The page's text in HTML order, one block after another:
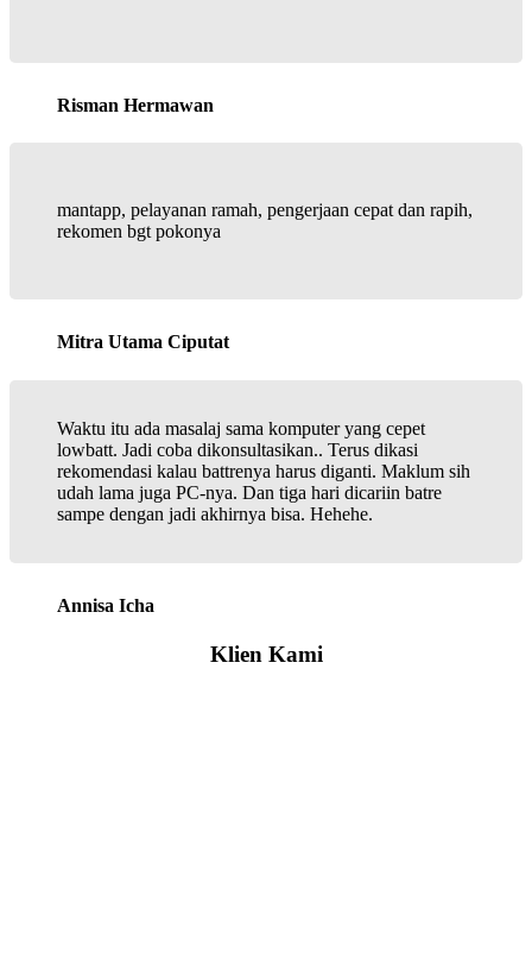
Risman Hermawan
mantapp, pelayanan ramah, pengerjaan cepat dan rapih,
rekomen bgt pokonya
Mitra Utama Ciputat
Waktu itu ada masalaj sama komputer yang cepet
lowbatt. Jadi coba dikonsultasikan.. Terus dikasi
rekomendasi kalau battrenya harus diganti. Maklum sih
udah lama juga PC-nya. Dan tiga hari dicariin batre
sampe dengan jadi akhirnya bisa. Hehehe.
Annisa Icha
Klien Kami